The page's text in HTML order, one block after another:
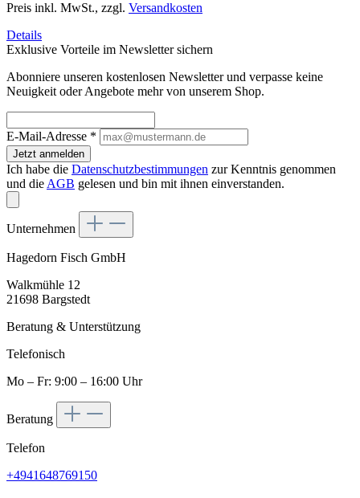
Preis inkl. MwSt., zzgl. Versandkosten
Details
Exklusive Vorteile im Newsletter sichern
Abonniere unseren kostenlosen Newsletter und verpasse keine
Neuigkeit oder Angebote mehr von unserem Shop.
E-Mail-Adresse *
Jetzt anmelden
Ich habe die Datenschutzbestimmungen zur Kenntnis genommen
und die AGB gelesen und bin mit ihnen einverstanden.
Unternehmen
Hagedorn Fisch GmbH
Walkmühle 12
21698 Bargstedt
Beratung & Unterstützung
Telefonisch
Mo – Fr: 9:00 – 16:00 Uhr
Beratung
Telefon
+4941648769150